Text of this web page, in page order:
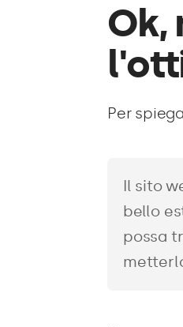
Ok,
Per
Il sito
bello
possa